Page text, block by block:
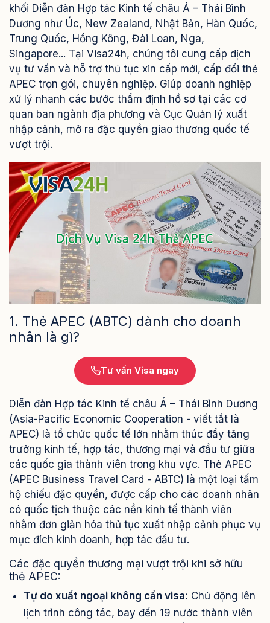
khối Diễn đàn Hợp tác Kinh tế châu Á – Thái Bình
Dương như Úc, New Zealand, Nhật Bản, Hàn Quốc,
Trung Quốc, Hồng Kông, Đài Loan, Nga,
Singapore... Tại Visa24h, chúng tôi cung cấp dịch
vụ tư vấn và hỗ trợ thủ tục xin cấp mới, cấp đổi thẻ
APEC trọn gói, chuyên nghiệp. Giúp doanh nghiệp
xử lý nhanh các bước thẩm định hồ sơ tại các cơ
quan ban ngành địa phương và Cục Quản lý xuất
nhập cảnh, mở ra đặc quyền giao thương quốc tế
vượt trội.
1. Thẻ APEC (ABTC) dành cho doanh
nhân là gì?
Tư vấn Visa ngay
Diễn đàn Hợp tác Kinh tế châu Á – Thái Bình Dương
(Asia-Pacific Economic Cooperation - viết tắt là
APEC) là tổ chức quốc tế lớn nhằm thúc đẩy tăng
trưởng kinh tế, hợp tác, thương mại và đầu tư giữa
các quốc gia thành viên trong khu vực. Thẻ APEC
(APEC Business Travel Card - ABTC) là một loại tấm
hộ chiếu đặc quyền, được cấp cho các doanh nhân
có quốc tịch thuộc các nền kinh tế thành viên
nhằm đơn giản hóa thủ tục xuất nhập cảnh phục vụ
mục đích kinh doanh, hợp tác đầu tư.
Các đặc quyền thương mại vượt trội khi sở hữu
thẻ APEC:
Tự do xuất ngoại không cần visa: Chủ động lên
lịch trình công tác, bay đến 19 nước thành viên